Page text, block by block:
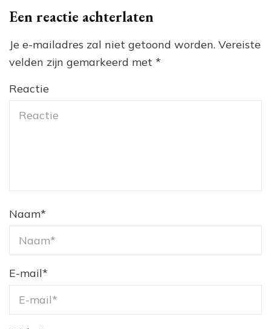
Een reactie achterlaten
Je e-mailadres zal niet getoond worden. Vereiste
velden zijn gemarkeerd met *
Reactie
Naam*
E-mail*